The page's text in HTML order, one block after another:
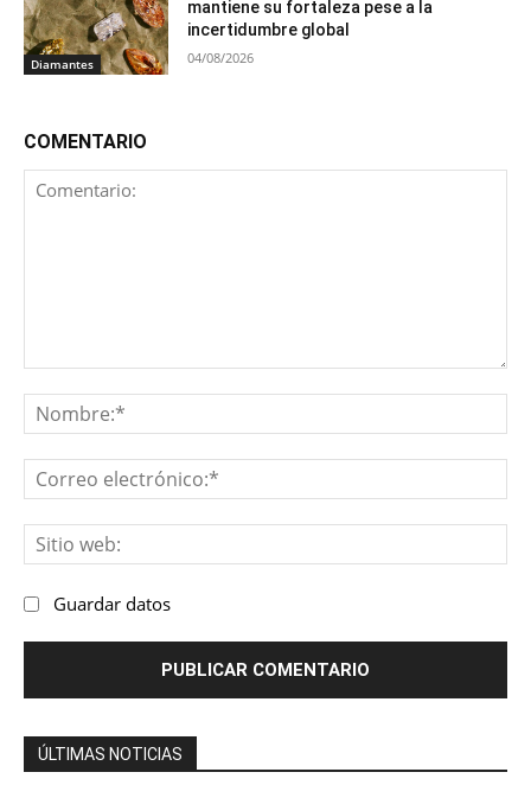
Diamantes
mantiene su fortaleza pese a la
incertidumbre global
04/08/2026
COMENTARIO
Guardar datos
ÚLTIMAS NOTICIAS